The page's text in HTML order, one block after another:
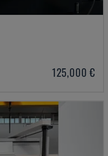
125,000 €